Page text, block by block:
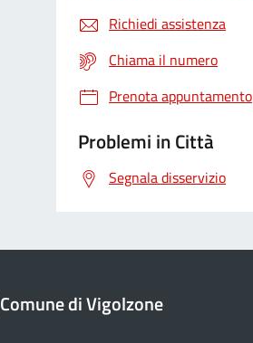
Richiedi assistenza
Chiama il numero
Prenota appuntamento
Problemi in Città
Segnala disservizio
Comune di Vigolzone